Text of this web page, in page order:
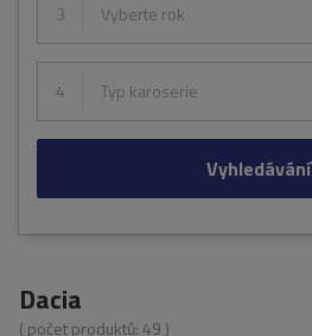
3 Vyberte rok
4 Typ karoserie
Vyhledávání
Dacia
( počet produktů:49 )